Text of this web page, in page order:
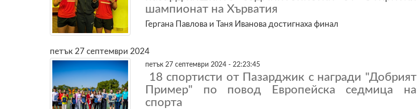
шампионат на Хърватия
Гергана Павлова и Таня Иванова достигнаха финал
петък 27 септември 2024
петък 27 септември 2024 - 22:23:45
18 спортисти от Пазарджик с награди "Добрият
Пример" по повод Европейска седмица на
спорта